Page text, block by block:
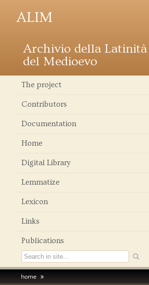
ALIM
Archivio della
del Medioevo
The project
Contributors
Documentation
Home
Digital Library
Lemmatize
Lexicon
Links
Publications
home